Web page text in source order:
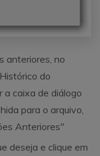
anteriores, no
do
a caixa de diálogo
para o arquivo,
Anteriores"
deseja e clique em